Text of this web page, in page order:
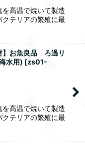
高温で焼いて製造
クテリアの繁殖に最
】お魚良品 ろ過リ
水用) [zs01-
高温で焼いて製造
クテリアの繁殖に最